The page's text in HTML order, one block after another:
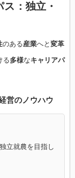
ス ： 独立 ・
のある産業へと変革
る多様なキャリアパ
営の ノウハウ
立就農を目指し